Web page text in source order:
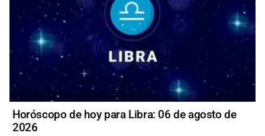
Horóscopo de hoy para Libra: 06 de agosto de
2026